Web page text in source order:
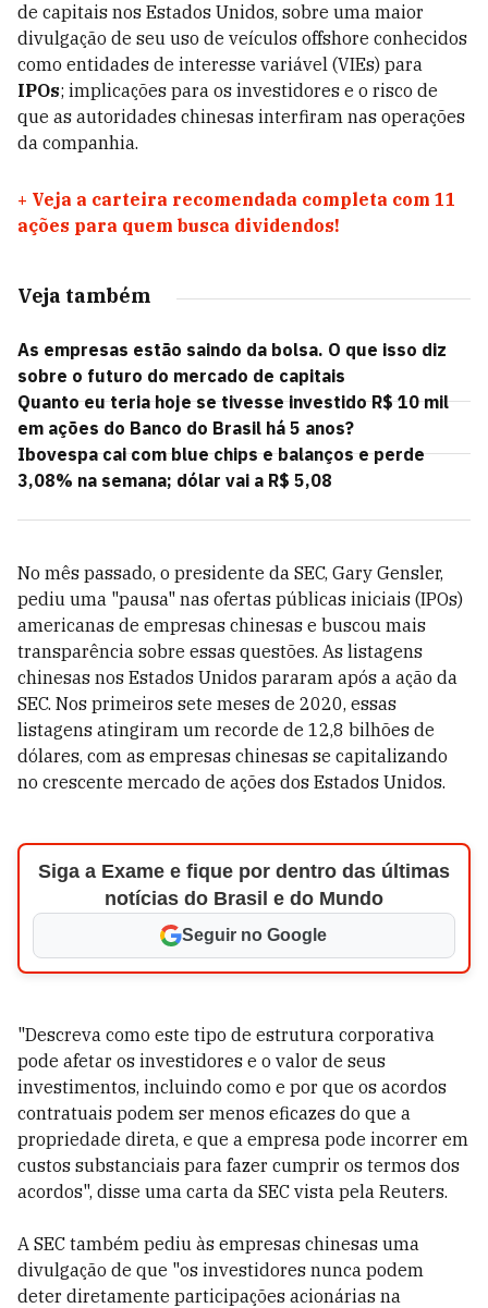
de capitais nos Estados Unidos, sobre uma maior
divulgação de seu uso de veículos offshore conhecidos
como entidades de interesse variável (VIEs) para
IPOs; implicações para os investidores e o risco de
que as autoridades chinesas interfiram nas operações
da companhia.
+ Veja a carteira recomendada completa com 11
ações para quem busca dividendos!
Veja também
As empresas estão saindo da bolsa. O que isso diz
sobre o futuro do mercado de capitais
Quanto eu teria hoje se tivesse investido R$ 10 mil
em ações do Banco do Brasil há 5 anos?
Ibovespa cai com blue chips e balanços e perde
3,08% na semana; dólar vai a R$ 5,08
No mês passado, o presidente da SEC, Gary Gensler,
pediu uma "pausa" nas ofertas públicas iniciais (IPOs)
americanas de empresas chinesas e buscou mais
transparência sobre essas questões. As listagens
chinesas nos Estados Unidos pararam após a ação da
SEC. Nos primeiros sete meses de 2020, essas
listagens atingiram um recorde de 12,8 bilhões de
dólares, com as empresas chinesas se capitalizando
no crescente mercado de ações dos Estados Unidos.
Siga a Exame e fique por dentro das últimas
notícias do Brasil e do Mundo
Seguir no Google
"Descreva como este tipo de estrutura corporativa
pode afetar os investidores e o valor de seus
investimentos, incluindo como e por que os acordos
contratuais podem ser menos eficazes do que a
propriedade direta, e que a empresa pode incorrer em
custos substanciais para fazer cumprir os termos dos
acordos", disse uma carta da SEC vista pela Reuters.
A SEC também pediu às empresas chinesas uma
divulgação de que "os investidores nunca podem
deter diretamente participações acionárias na